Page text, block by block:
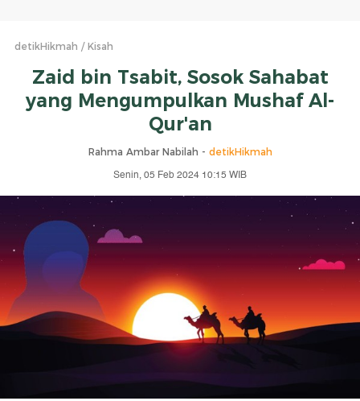
detikHikmah Kisah
Zaid bin Tsabit, Sosok Sahabat
yang Mengumpulkan Mushaf Al-
Qur'an
Rahma Ambar Nabilah - detikHikmah
Senin, 05 Feb 2024 10:15 WIB